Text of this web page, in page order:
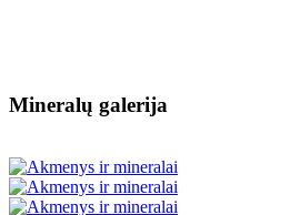
Mineralų galerija